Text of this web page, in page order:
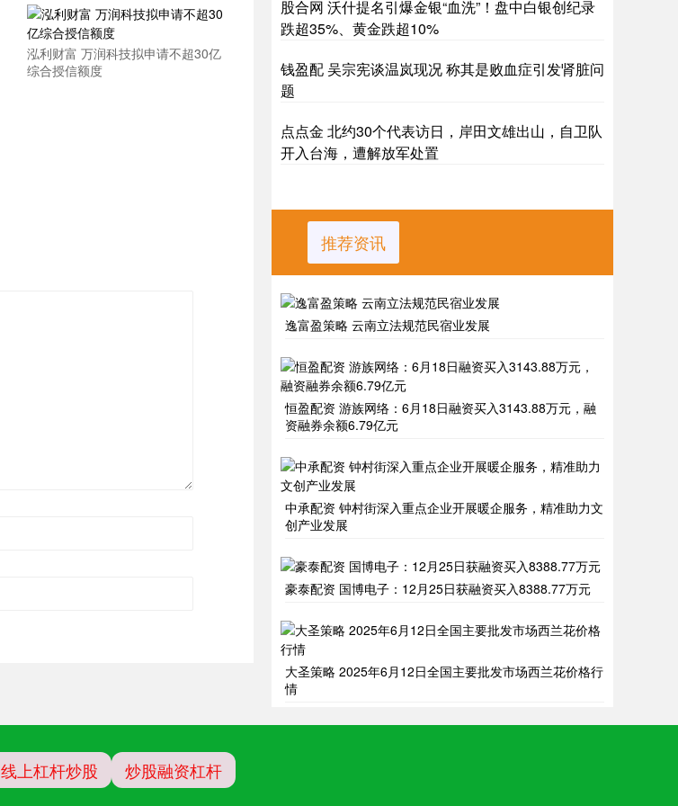
泓利财富 万润科技拟申请不超30亿
综合授信额度
股合网 沃什提名引爆金银“血洗”！盘中白银创纪录
跌超35%、黄金跌超10%
钱盈配 吴宗宪谈温岚现况 称其是败血症引发肾脏问
题
点点金 北约30个代表访日，岸田文雄出山，自卫队
开入台海，遭解放军处置
推荐资讯
逸富盈策略 云南立法规范民宿业发展
恒盈配资 游族网络：6月18日融资买入3143.88万元，融
资融券余额6.79亿元
中承配资 钟村街深入重点企业开展暖企服务，精准助力文
创产业发展
豪泰配资 国博电子：12月25日获融资买入8388.77万元
大圣策略 2025年6月12日全国主要批发市场西兰花价格行
情
线上杠杆炒股 炒股融资杠杆